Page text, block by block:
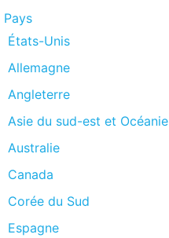
Pays
États-Unis
Allemagne
Angleterre
Asie du sud-est et Océanie
Australie
Canada
Corée du Sud
Espagne